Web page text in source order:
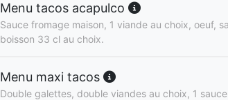
Menu tacos acapulco
Sauce fromage maison, 1 viande au choix, oeuf,
boisson 33 cl au choix.
Menu maxi tacos
Double galettes, double viandes au choix, 1